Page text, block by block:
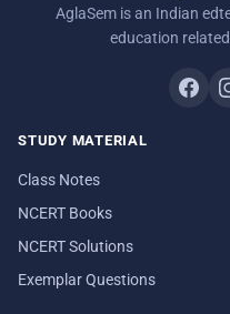
AglaSem is an Indian
education
STUDY MATERIAL
Class Notes
NCERT Books
NCERT Solutions
Exemplar Questions